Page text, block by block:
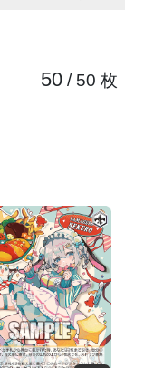
50/ 50 枚